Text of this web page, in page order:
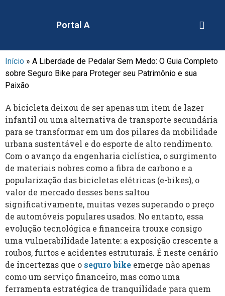
Portal A
Início » A Liberdade de Pedalar Sem Medo: O Guia Completo
sobre Seguro Bike para Proteger seu Patrimônio e sua
Paixão
A bicicleta deixou de ser apenas um item de lazer
infantil ou uma alternativa de transporte secundária
para se transformar em um dos pilares da mobilidade
urbana sustentável e do esporte de alto rendimento.
Com o avanço da engenharia ciclística, o surgimento
de materiais nobres como a fibra de carbono e a
popularização das bicicletas elétricas (e-bikes), o
valor de mercado desses bens saltou
significativamente, muitas vezes superando o preço
de automóveis populares usados. No entanto, essa
evolução tecnológica e financeira trouxe consigo
uma vulnerabilidade latente: a exposição crescente a
roubos, furtos e acidentes estruturais. É neste cenário
de incertezas que o seguro bike emerge não apenas
como um serviço financeiro, mas como uma
ferramenta estratégica de tranquilidade para quem